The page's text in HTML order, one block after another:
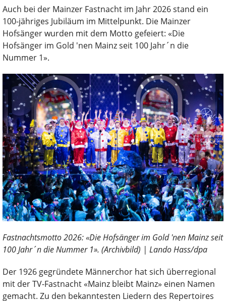
Auch bei der Mainzer Fastnacht im Jahr 2026 stand ein
100-jähriges Jubiläum im Mittelpunkt. Die Mainzer
Hofsänger wurden mit dem Motto gefeiert: «Die
Hofsänger im Gold 'nen Mainz seit 100 Jahr´n die
Nummer 1».
Fastnachtsmotto 2026: «Die Hofsänger im Gold 'nen Mainz seit
100 Jahr´n die Nummer 1». (Archivbild) | Lando Hass/dpa
Der 1926 gegründete Männerchor hat sich überregional
mit der TV-Fastnacht «Mainz bleibt Mainz» einen Namen
gemacht. Zu den bekanntesten Liedern des Repertoires